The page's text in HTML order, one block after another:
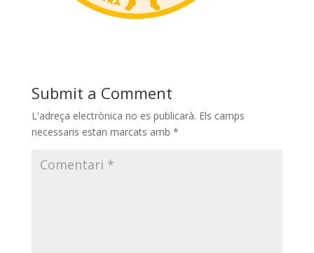
Submit a Comment
L'adreça electrònica no es publicarà. Els camps
necessaris estan marcats amb *